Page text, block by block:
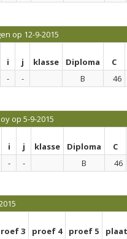
op 12-9-2015
i j klasse Diploma
C
- - B 46
op 5-9-2015
i j klasse Diploma
C
- - B 46
3 proef 4 proef 5